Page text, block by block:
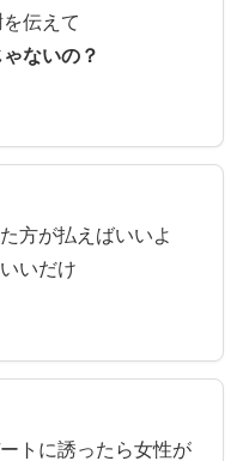
伝えて
ないの？
方が払えばいいよ
いだけ
トに誘ったら女性が